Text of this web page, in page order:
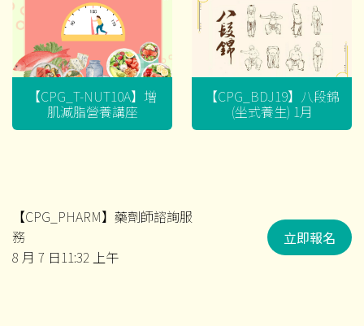
【CPG_T-NUT10A】增
肌減脂營養講座
【CPG_BDJ19】八段錦
(坐式養生) 1月
【CPG_PHARM】藥劑師諮詢服
務
8 月 7 日11:32 上午
立即報名